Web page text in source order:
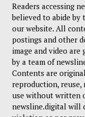
Readers accessing
believed to abide
our website. All
postings and other
image and video are
by a team of
Contents are
reproduction,
use without written
newsline.digital will